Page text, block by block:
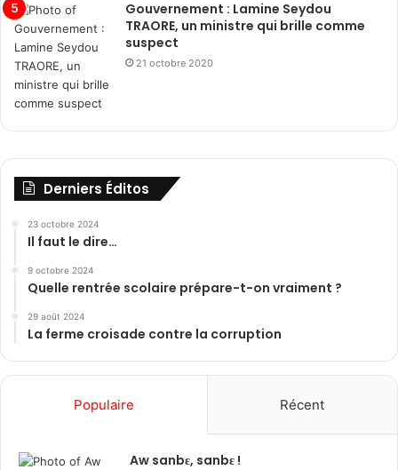
Gouvernement : Lamine Seydou
TRAORE, un ministre qui brille comme
suspect
21 octobre 2020
Derniers Éditos
23 octobre 2024
Il faut le dire…
9 octobre 2024
Quelle rentrée scolaire prépare-t-on vraiment ?
29 août 2024
La ferme croisade contre la corruption
Populaire Récent
Aw sanbɛ, sanbɛ !